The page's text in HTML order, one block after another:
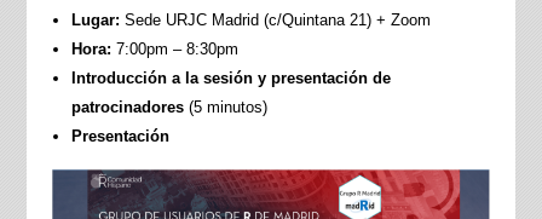
Lugar: Sede URJC Madrid (c/Quintana 21) + Zoom
Hora: 7:00pm – 8:30pm
Introducción a la sesión y presentación de
patrocinadores(5 minutos)
Presentación